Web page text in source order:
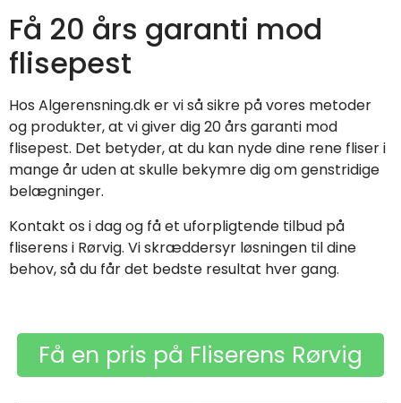
Få 20 års garanti mod
flisepest
Hos Algerensning.dk er vi så sikre på vores metoder
og produkter, at vi giver dig 20 års garanti mod
flisepest. Det betyder, at du kan nyde dine rene fliser i
mange år uden at skulle bekymre dig om genstridige
belægninger.
Kontakt os i dag og få et uforpligtende tilbud på
fliserens i Rørvig. Vi skræddersyr løsningen til dine
behov, så du får det bedste resultat hver gang.
Få en pris på Fliserens Rørvig